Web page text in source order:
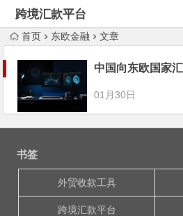
跨境汇款平台
首页 东欧金融 文章
中国向东欧国家
01月30日
书签
外贸收款工具
跨境汇款平台